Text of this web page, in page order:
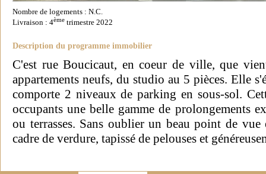
Nombre de logements : N.C.
Livraison : 4ème trimestre 2022
Description du programme immobilier
C'est rue Boucicaut, en coeur de ville, que
appartements neufs, du studio au 5 pièces. Elle
comporte 2 niveaux de parking en sous-sol.
occupants une belle gamme de prolongements
ou terrasses. Sans oublier un beau point de
cadre de verdure, tapissé de pelouses et